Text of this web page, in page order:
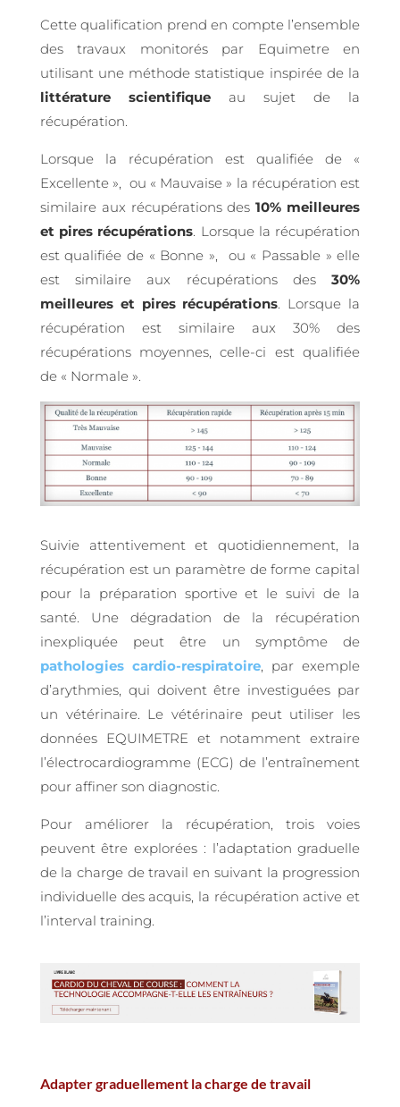
Cette qualification prend en compte l’ensemble
des travaux monitorés par Equimetre en
utilisant une méthode statistique inspirée de la
littérature
scientifiqueau sujet de la
récupération.
Lorsque la récupération est qualifiée de «
Excellente », ou « Mauvaise » la récupération est
similaire aux récupérations des10% meilleures
et pires récupérations. Lorsque la récupération
est qualifiée de « Bonne », ou « Passable » elle
est similaire aux récupérations des30%
meilleures et pires récupérations. Lorsque la
récupération est similaire aux 30% des
récupérations moyennes, celle-ci est qualifiée
de « Normale ».
Suivie attentivement et quotidiennement, la
récupération est un paramètre de forme capital
pour la préparation sportive et le suivi de la
santé. Une dégradation de la récupération
inexpliquée peut être un symptôme de
pathologies cardio-respiratoire, par exemple
d’arythmies, qui doivent être investiguées par
un vétérinaire. Le vétérinaire peut utiliser les
données EQUIMETRE et notamment extraire
l’électrocardiogramme (ECG) de l’entraînement
pour affiner son diagnostic.
Pour améliorer la récupération, trois voies
peuvent être explorées : l’adaptation graduelle
de la charge de travail en suivant la progression
individuelle des acquis, la récupération active et
l’interval training.
Adapter graduellement la charge de travail